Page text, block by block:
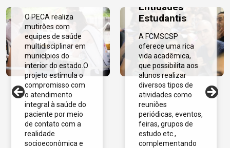
O PECA realiza
mutirões com
equipes de saúde
multidisciplinar em
municípios do
interior do estado.O
projeto estimula o
compromisso com
o atendimento
integral à saúde do
paciente por meio
de contato com a
realidade
socioeconômica e
Entidades
Estudantis
A FCMSCSP
oferece uma rica
vida acadêmica,
que possibilita aos
alunos realizar
diversos tipos de
atividades como
reuniões
periódicas, eventos,
feiras, grupos de
estudo etc.,
complementando